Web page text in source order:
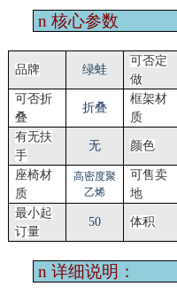
n 核心参数
品牌 绿蛙
可否定
做
可否折
叠
折叠
框架材
质
有无扶
手
无 颜色
座椅材
质
高密度聚
乙烯
可售卖
地
最小起
订量
50 体积
n 详细说明：